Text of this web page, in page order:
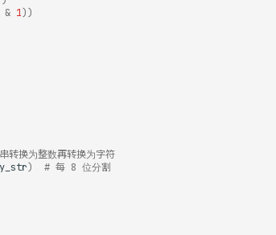
& 1))
换为整数再转换为字符
)
# 每 8 位分割